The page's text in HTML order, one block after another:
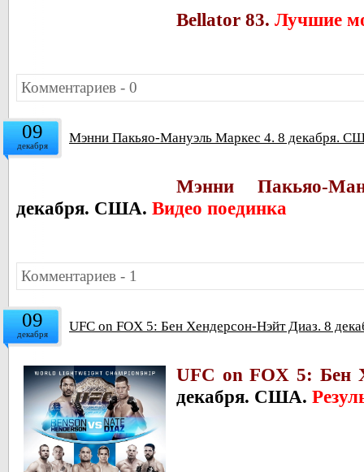
Bellator 83. Лучшие
Комментариев - 0
09
декабря Мэнни Пакьяо-Мануэль Маркес 4. 8 декабря.
Мэнни Пакьяо-
декабря. США. Видео поединка
Комментариев - 1
09
декабря UFC on FOX 5: Бен Хендерсон-Нэйт Диаз. 8
UFC on FOX 5: Бен
декабря. США.